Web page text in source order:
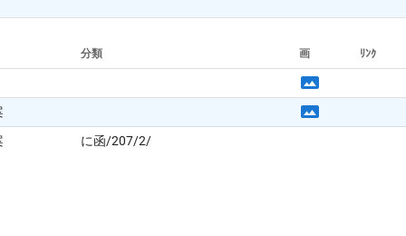
分類 画 ﾘﾝｸ
に函/207/2/